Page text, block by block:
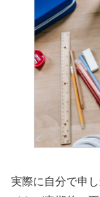
実際に自分で申